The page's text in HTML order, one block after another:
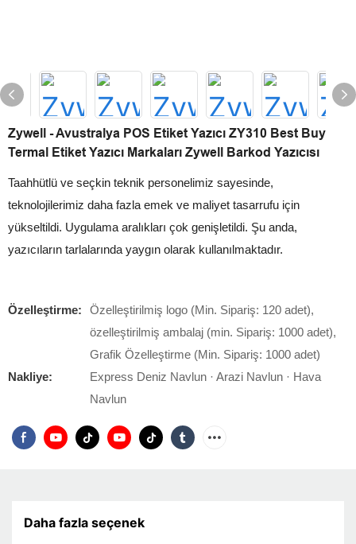
Zywell - Avustralya POS Etiket Yazıcı ZY310 Best Buy
Termal Etiket Yazıcı Markaları Zywell Barkod Yazıcısı
Taahhütlü ve seçkin teknik personelimiz sayesinde,
teknolojilerimiz daha fazla emek ve maliyet tasarrufu için
yükseltildi. Uygulama aralıkları çok genişletildi. Şu anda,
yazıcıların tarlalarında yaygın olarak kullanılmaktadır.
Özelleştirme:
Özelleştirilmiş logo (Min. Sipariş: 120 adet),
özelleştirilmiş ambalaj (min. Sipariş: 1000 adet),
Grafik Özelleştirme (Min. Sipariş: 1000 adet)
Nakliye:
Express Deniz Navlun · Arazi Navlun · Hava
Navlun
Daha fazla seçenek